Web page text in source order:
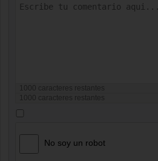
1000
caracteres restantes
1000
caracteres restantes
No soy un robot